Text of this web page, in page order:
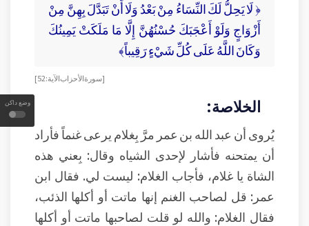
وضع داكن
﴿ لَا يَحِلُّ لَكَ النِّسَاءُ مِنْ بَعْدُ وَلَا أَنْ تَبَدَّلَ بِهِنَّ مِنْ
أَزْوَاجٍ وَلَوْ أَعْجَبَكَ حُسْنُهُنَّ إِلَّا مَا مَلَكَتْ يَمِينُكَ
وَكَانَ اللَّهُ عَلَى كُلِّ شَيْءٍ رَقِيباً﴾
[ سورة الأحزاب الآية: 52]
الخلاصة:
يُروى أن عبد الله بن عمر مرَّ بِغلام يرعى غنماً فأراد
أن يمتحنه فأشار لإحدى الشياه وقال: بِعني هذه
الشاة يا غلام، فأجاب الغلام: ليست لي. فقال ابن
عمر: قل لصاحب الغنم إنها ماتت أو أكلها الذئب،
فقال الغلام: والله لو قلت لصاحبها ماتت أو أكلها